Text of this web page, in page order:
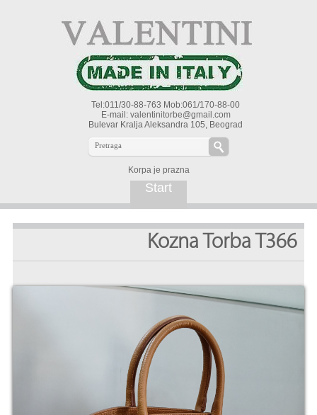
Tel:011/30-88-763 Mob:061/170-88-00
E-mail: valentinitorbe@gmail.com
Bulevar Kralja Aleksandra 105, Beograd
Korpa je prazna
Start
Kozna Torba T366